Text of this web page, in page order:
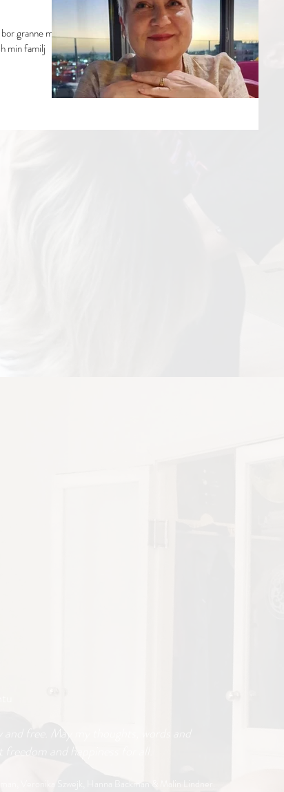
granne med
min familj
and free. May my thoughts, words and